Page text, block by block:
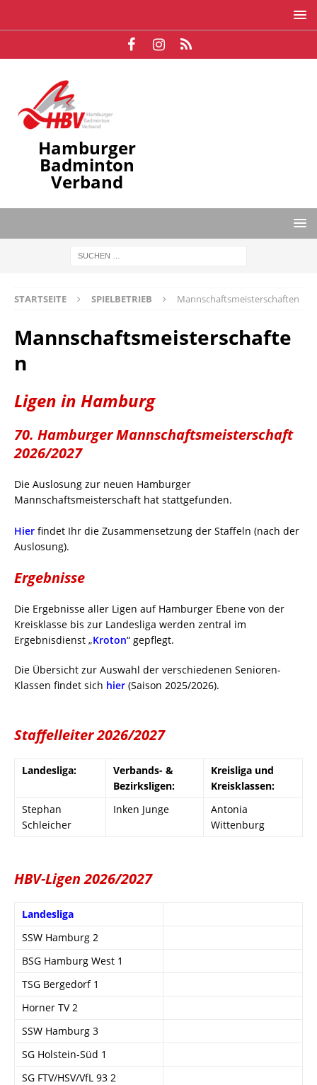
Hamburger
Badminton
Verband
STARTSEITE SPIELBETRIEB Mannschaftsmeisterschaften
Mannschaftsmeisterschafte
n
Ligen in Hamburg
70. Hamburger Mannschaftsmeisterschaft
2026/2027
Die Auslosung zur neuen Hamburger
Mannschaftsmeisterschaft hat stattgefunden.
Hier findet Ihr die Zusammensetzung der Staffeln (nach der
Auslosung).
Ergebnisse
Die Ergebnisse aller Ligen auf Hamburger Ebene von der
Kreisklasse bis zur Landesliga werden zentral im
Ergebnisdienst „Kroton“ gepflegt.
Die Übersicht zur Auswahl der verschiedenen Senioren-
Klassen findet sich hier (Saison 2025/2026).
Staffelleiter 2026/2027
Landesliga:
Verbands- &
Bezirksligen:
Kreisliga und
Kreisklassen:
Stephan
Schleicher
Inken Junge
Antonia
Wittenburg
HBV-Ligen 2026/2027
Landesliga
SSW Hamburg 2
BSG Hamburg West 1
TSG Bergedorf 1
Horner TV 2
SSW Hamburg 3
SG Holstein-Süd 1
SG FTV/HSV/VfL 93 2